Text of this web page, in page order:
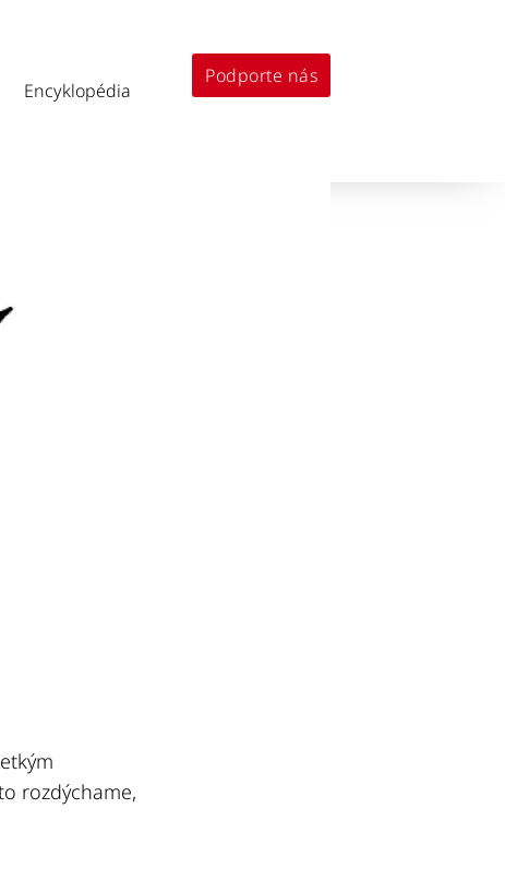
Encyklopédia
Podporte nás
rozdýchame,